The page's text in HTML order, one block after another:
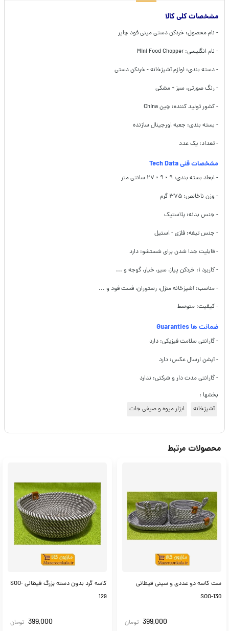
مشخصات کلی کالا
- نام محصول: خردکن دستی مینی فود چاپر
- نام انگلیسی: Mini Food Chopper
- دسته بندی: لوازم آشپزخانه - خردکن دستی
- رنگ صورتی، سبز + مشکی
- کشور تولید کننده: چین China
- بسته بندی: جعبه اورجینال سازنده
- تعداد: یک عدد
مشخصات فنی Tech Data
- ابعاد بسته بندی: ۹ × ۹ × ۲۷ سانتی متر
- وزن ناخالص: ۳۷۵ گرم
- جنس بدنه: پلاستیک
- جنس تیغه: فلزی - استیل
- قابلیت جدا شدن برای شستشو: دارد
- کاربرد ۱: خردکن پیاز، سیر، خیار، گوجه و ...
- مناسب: آشپزخانه منزل، رستوران، فست فود و ...
- کیفیت: متوسط
ضمانت ها Guaranties
- گارانتی سلامت فیزیکی: دارد
- آپشن ارسال عکس: دارد
- گارانتی مدت دار و شرکتی: ندارد
بخشها :
آشپزخانه
ابزار میوه و صیفی جات
محصولات مرتبط
ست کاسه دو عددی و سینی قیطانی
SOO-130
399,000 تومان
کاسه گرد بدون دسته بزرگ قیطانی SOO-
129
399,000 تومان